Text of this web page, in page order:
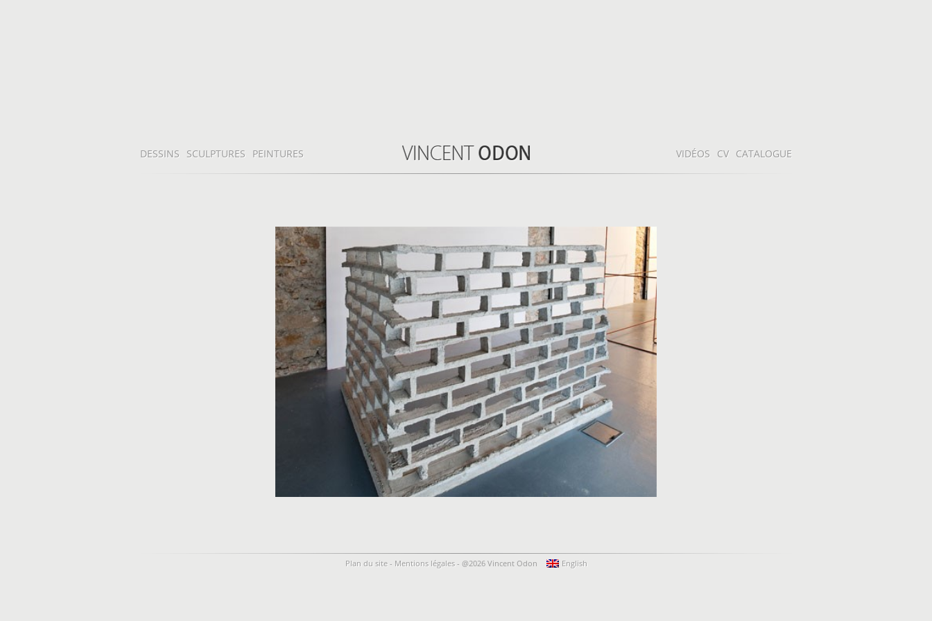
DESSINS SCULPTURES PEINTURES VIDÉOS CV CATALOGUE
Plan du site- Mentions légales- @2026 Vincent Odon English